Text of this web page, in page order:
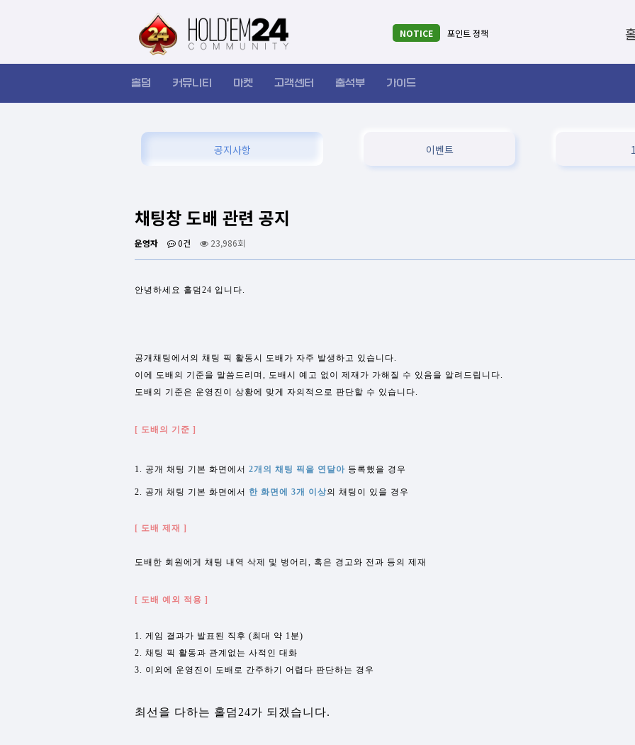
NOTICE 포인트 정책 홀
홀덤 커뮤니티 마켓 고객센터 출석부 가이드
공지사항 이벤트
채팅창 도배 관련 공지
운영자 0건 23,986회
안녕하세요 홀덤24 입니다.
공개채팅에서의 채팅 픽 활동시 도배가 자주 발생하고 있습니다.
이에 도배의 기준을 말씀드리며, 도배시 예고 없이 제재가 가해질 수 있음을 알려드립니다.
도배의 기준은 운영진이 상황에 맞게 자의적으로 판단할 수 있습니다.
[ 도배의 기준 ]
1. 공개 채팅 기본 화면에서 2개 의 채팅 픽을 연달아 등록했을 경우
2. 공개 채팅 기본 화면에서 한 화면에 3개 이상의 채팅이 있을 경우
[ 도배 제재 ]
도배한 회원에게 채팅 내역 삭제 및 벙어리, 혹은 경고와 전과 등의 제재
[ 도배 예외 적용 ]
1. 게임 결과가 발표된 직후 (최대 약 1분)
2. 채팅 픽 활동과 관계없는 사적인 대화
3. 이외에 운영진이 도배로 간주하기 어렵다 판단하는 경우
최선을 다하는 홀덤24가 되겠습니다.